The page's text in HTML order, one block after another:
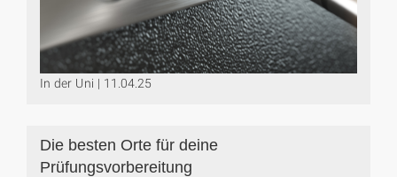
In der Uni | 11.04.25
Die besten Orte für deine
Prüfungsvorbereitung